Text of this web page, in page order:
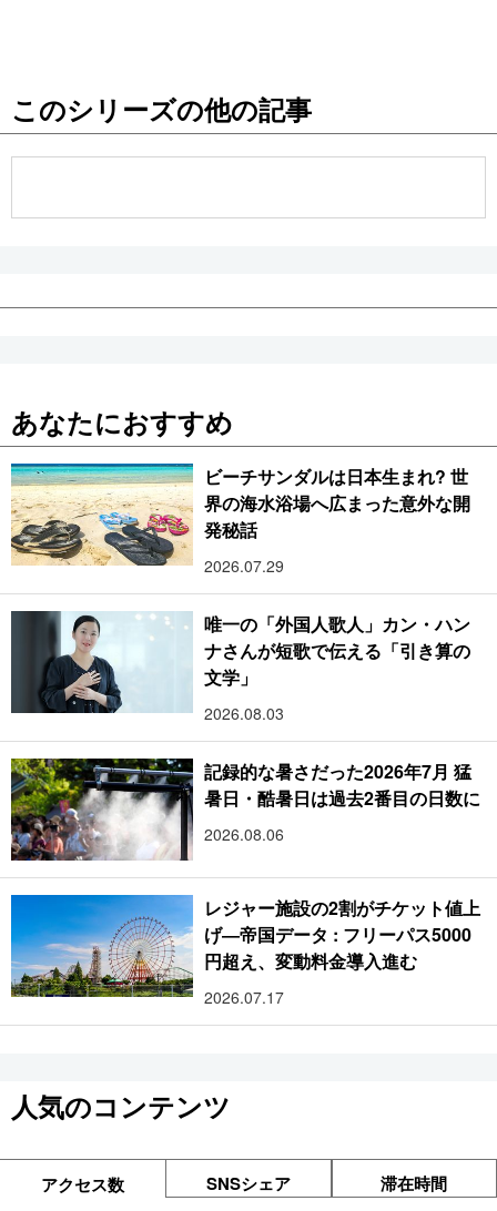
お知らせ
このシリーズの他の記事
あなたにおすすめ
ビーチサンダルは日本生まれ? 世
界の海水浴場へ広まった意外な開
発秘話
2026.07.29
唯一の「外国人歌人」カン・ハン
ナさんが短歌で伝える「引き算の
文学」
2026.08.03
記録的な暑さだった2026年7月 猛
暑日・酷暑日は過去2番目の日数に
2026.08.06
レジャー施設の2割がチケット値上
げ―帝国データ : フリーパス5000
円超え、変動料金導入進む
2026.07.17
人気のコンテンツ
アクセス数 SNSシェア 滞在時間